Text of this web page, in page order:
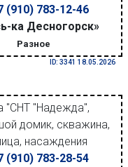
(910) 783-12-46
ка Десногорск»
Разное
ID: 3341 18.05.2026
"СНТ "Надежда",
домик, скважина,
насаждения
(910) 783-28-54